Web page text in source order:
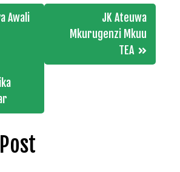
Awali
JK Ateuwa
Mkurugenzi Mkuu
TEA